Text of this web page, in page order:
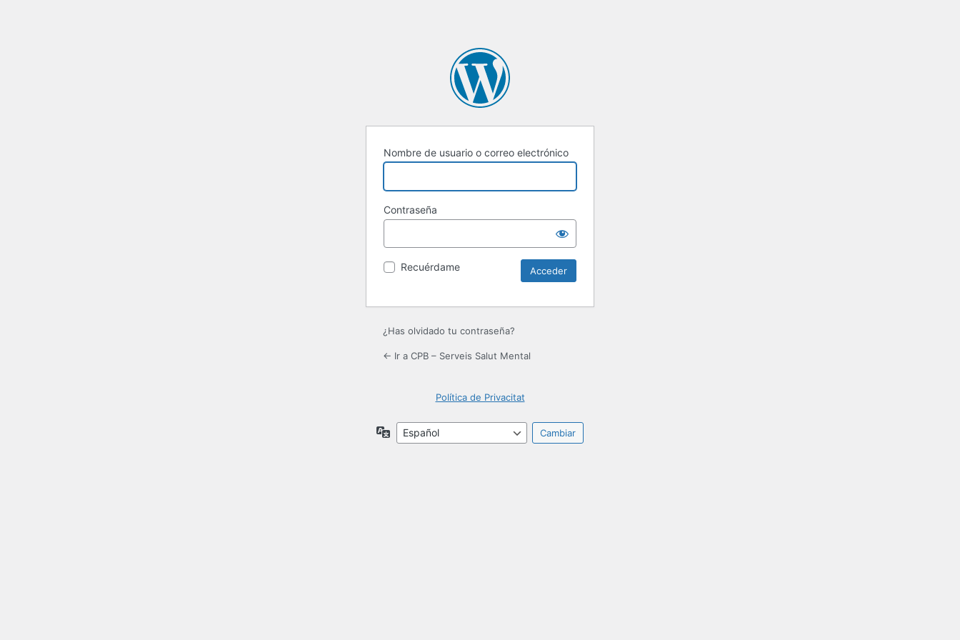
Nombre de usuario o correo electrónico
Contraseña
Recuérdame
¿Has olvidado tu contraseña?
← Ir a CPB – Serveis Salut Mental
Política de Privacitat
Idioma